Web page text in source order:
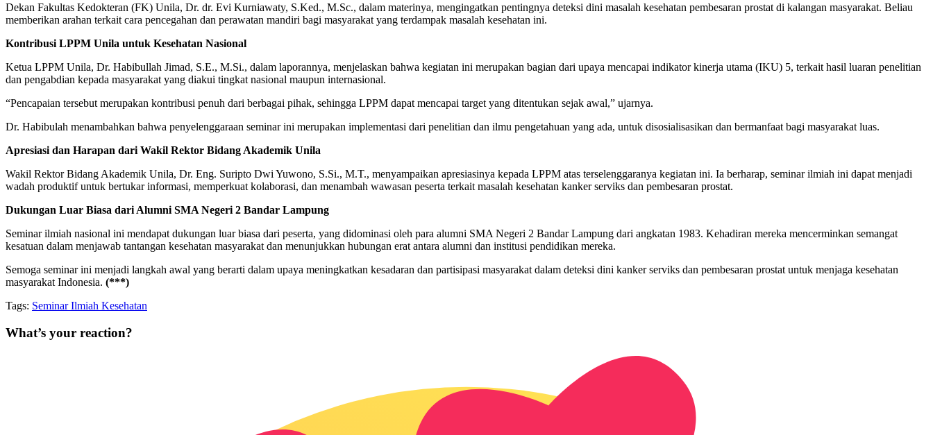
Dekan Fakultas Kedokteran (FK) Unila, Dr. dr. Evi Kurniawaty, S.Ked., M.Sc., dalam materinya, mengingatkan pentingnya deteksi dini masalah kesehatan pembesaran prostat di kalangan masyarakat. Beliau
memberikan arahan terkait cara pencegahan dan perawatan mandiri bagi masyarakat yang terdampak masalah kesehatan ini.
Kontribusi LPPM Unila untuk Kesehatan Nasional
Ketua LPPM Unila, Dr. Habibullah Jimad, S.E., M.Si., dalam laporannya, menjelaskan bahwa kegiatan ini merupakan bagian dari upaya mencapai indikator kinerja utama (IKU) 5, terkait hasil luaran penelitian
dan pengabdian kepada masyarakat yang diakui tingkat nasional maupun internasional.
“Pencapaian tersebut merupakan kontribusi penuh dari berbagai pihak, sehingga LPPM dapat mencapai target yang ditentukan sejak awal,” ujarnya.
Dr. Habibulah menambahkan bahwa penyelenggaraan seminar ini merupakan implementasi dari penelitian dan ilmu pengetahuan yang ada, untuk disosialisasikan dan bermanfaat bagi masyarakat luas.
Apresiasi dan Harapan dari Wakil Rektor Bidang Akademik Unila
Wakil Rektor Bidang Akademik Unila, Dr. Eng. Suripto Dwi Yuwono, S.Si., M.T., menyampaikan apresiasinya kepada LPPM atas terselenggaranya kegiatan ini. Ia berharap, seminar ilmiah ini dapat menjadi
wadah produktif untuk bertukar informasi, memperkuat kolaborasi, dan menambah wawasan peserta terkait masalah kesehatan kanker serviks dan pembesaran prostat.
Dukungan Luar Biasa dari Alumni SMA Negeri 2 Bandar Lampung
Seminar ilmiah nasional ini mendapat dukungan luar biasa dari peserta, yang didominasi oleh para alumni SMA Negeri 2 Bandar Lampung dari angkatan 1983. Kehadiran mereka mencerminkan semangat
kesatuan dalam menjawab tantangan kesehatan masyarakat dan menunjukkan hubungan erat antara alumni dan institusi pendidikan mereka.
Semoga seminar ini menjadi langkah awal yang berarti dalam upaya meningkatkan kesadaran dan partisipasi masyarakat dalam deteksi dini kanker serviks dan pembesaran prostat untuk menjaga kesehatan
masyarakat Indonesia. (***)
Tags: Seminar Ilmiah Kesehatan
What’s your reaction?